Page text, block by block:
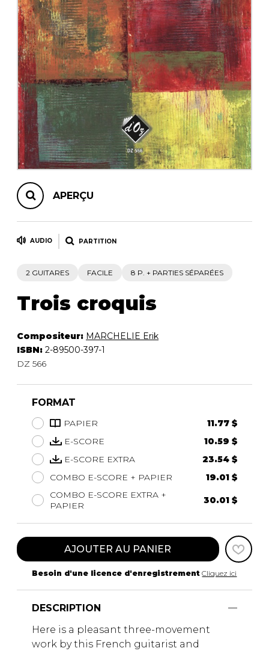
AUTRES PRODUITS
APERÇU
AUDIO PARTITION
2 GUITARES FACILE 8 P. + PARTIES SÉPARÉES
Trois croquis
Compositeur: MARCHELIE Erik
ISBN: 2-89500-397-1
DZ 566
FORMAT
PAPIER
11.77 $
E-SCORE
10.59 $
E-SCORE EXTRA
23.54 $
COMBO E-SCORE + PAPIER
19.01 $
COMBO E-SCORE EXTRA +
PAPIER
30.01 $
AJOUTER AU PANIER
Besoin d'une licence d'enregistrement Cliquez ici
DESCRIPTION
Here is a pleasant three-movement
work by this French guitarist and